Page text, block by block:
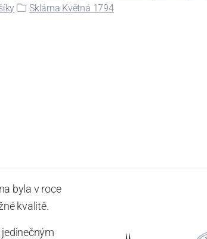
Sklárna Květná 1794
byla v roce
kvalitě.